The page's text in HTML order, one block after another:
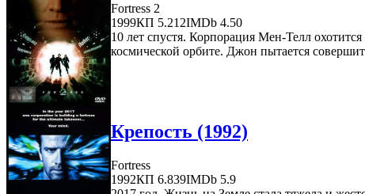
Fortress 2
1999КП 5.212IMDb 4.50
10 лет спустя. Корпорация Мен-Телл
космической орбите. Джон пытается
Крепость (1992)
Fortress
1992КП 6.839IMDb 5.9